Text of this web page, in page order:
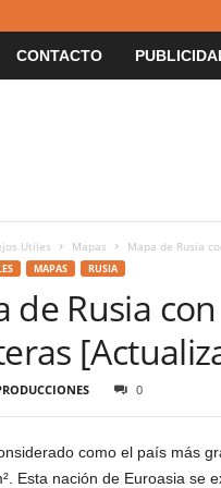
CONTACTO
Utiles Mapas Mapa de Rusia
MAPAS RUSIA
de Rusia
0
como el país más
Esta nación de Euroasia se